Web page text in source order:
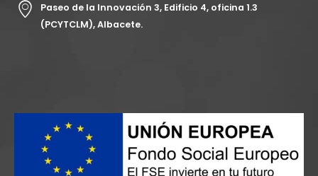
Paseo de la Innovación 3, Edificio 4, oficina 1.3
(PCYTCLM), Albacete.